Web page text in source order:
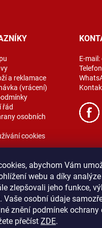
abychom Vám
webu a díky
zlepšovali jeho funkce,
Vaše osobní údaje
znění podmínek ochrany
přečíst ZDE.
a reklamace
(vrácení)
řád
osobních
cookies
E-mail:
Vše o nákupu Obchodní